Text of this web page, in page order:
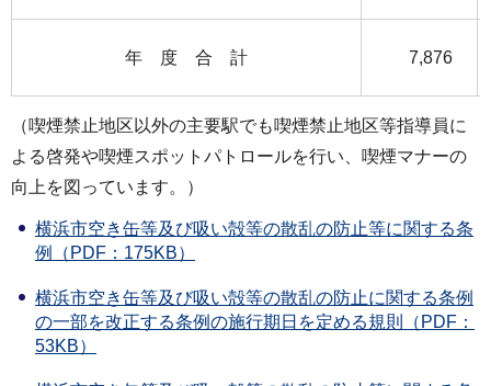
年 度 合 計 7,876
（喫煙禁止地区以外の主要駅でも喫煙禁止地区等指導員に
よる啓発や喫煙スポットパトロールを行い、喫煙マナーの
向上を図っています。）
横浜市空き缶等及び吸い殻等の散乱の防止等に関する条
例（PDF：175KB）
横浜市空き缶等及び吸い殻等の散乱の防止に関する条例
の一部を改正する条例の施行期日を定める規則（PDF：
53KB）